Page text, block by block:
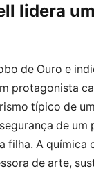
lidera
de Ouro e
protagonista
típico de
de um
filha. A química
de arte,